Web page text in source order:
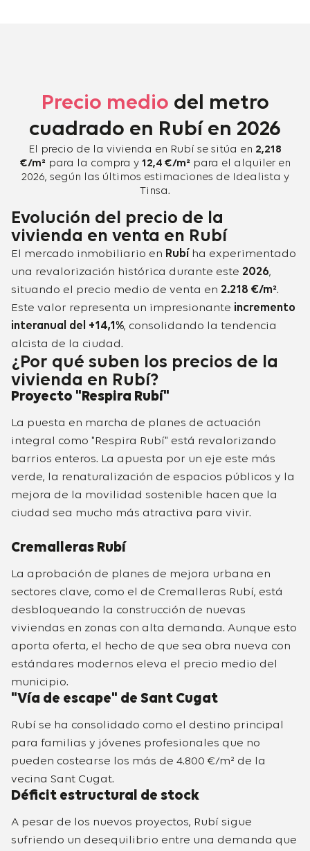
Precio medio del metro
cuadrado en Rubí en 2026
El precio de la vivienda en Rubí se sitúa en 2,218
€/m² para la compra y 12,4 €/m² para el alquiler en
2026, según las últimos estimaciones de Idealista y
Tinsa.
Evolución del precio de la
vivienda en venta en Rubí
El mercado inmobiliario en Rubí ha experimentado
una revalorización histórica durante este 2026,
situando el precio medio de venta en 2.218 €/m².
Este valor representa un impresionante incremento
interanual del +14,1%, consolidando la tendencia
alcista de la ciudad.
¿Por qué suben los precios de la
vivienda en Rubí?
Proyecto "Respira Rubí"
La puesta en marcha de planes de actuación
integral como "Respira Rubí" está revalorizando
barrios enteros. La apuesta por un eje este más
verde, la renaturalización de espacios públicos y la
mejora de la movilidad sostenible hacen que la
ciudad sea mucho más atractiva para vivir.
Cremalleras Rubí
La aprobación de planes de mejora urbana en
sectores clave, como el de Cremalleras Rubí, está
desbloqueando la construcción de nuevas
viviendas en zonas con alta demanda. Aunque esto
aporta oferta, el hecho de que sea obra nueva con
estándares modernos eleva el precio medio del
municipio.
"Vía de escape" de Sant Cugat
Rubí se ha consolidado como el destino principal
para familias y jóvenes profesionales que no
pueden costearse los más de 4.800 €/m² de la
vecina Sant Cugat.
Déficit estructural de stock
A pesar de los nuevos proyectos, Rubí sigue
sufriendo un desequilibrio entre una demanda que